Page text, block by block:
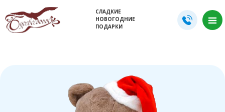
СЛАДКИЕ
НОВОГОДНИЕ
ПОДАРКИ